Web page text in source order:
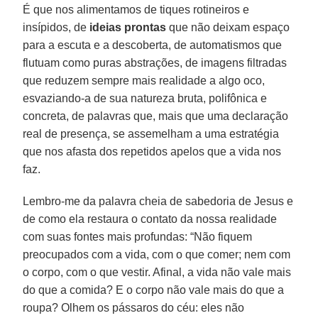
É que nos alimentamos de tiques rotineiros e
insípidos, de ideias prontas que não deixam espaço
para a escuta e a descoberta, de automatismos que
flutuam como puras abstrações, de imagens filtradas
que reduzem sempre mais realidade a algo oco,
esvaziando-a de sua natureza bruta, polifônica e
concreta, de palavras que, mais que uma declaração
real de presença, se assemelham a uma estratégia
que nos afasta dos repetidos apelos que a vida nos
faz.
Lembro-me da palavra cheia de sabedoria de Jesus e
de como ela restaura o contato da nossa realidade
com suas fontes mais profundas: “Não fiquem
preocupados com a vida, com o que comer; nem com
o corpo, com o que vestir. Afinal, a vida não vale mais
do que a comida? E o corpo não vale mais do que a
roupa? Olhem os pássaros do céu: eles não